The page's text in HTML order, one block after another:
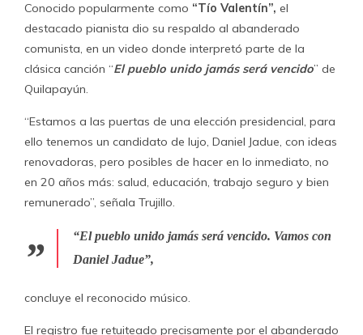
Conocido popularmente como “Tío Valentín”, el
destacado pianista dio su respaldo al abanderado
comunista, en un video donde interpretó parte de la
clásica canción “El pueblo unido jamás será vencido” de
Quilapayún.
“Estamos a las puertas de una elección presidencial, para
ello tenemos un candidato de lujo, Daniel Jadue, con ideas
renovadoras, pero posibles de hacer en lo inmediato, no
en 20 años más: salud, educación, trabajo seguro y bien
remunerado”, señala Trujillo.
“El pueblo unido jamás será vencido. Vamos con
Daniel Jadue”,
concluye el reconocido músico.
El registro fue retuiteado precisamente por el abanderado